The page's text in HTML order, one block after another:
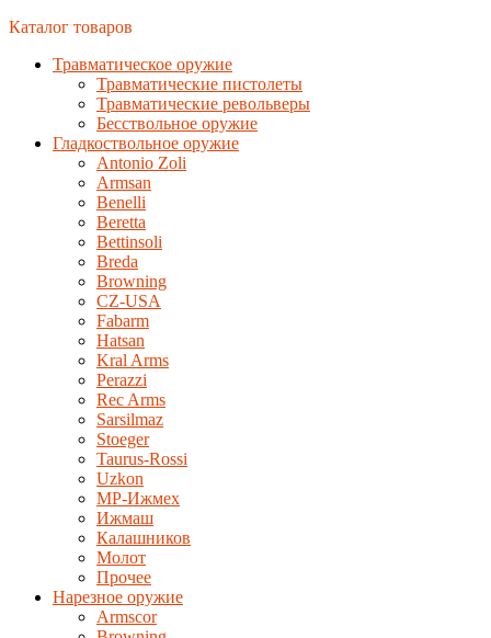
Каталог товаров
Травматическое оружие
Травматические пистолеты
Травматические револьверы
Бесствольное оружие
Гладкоствольное оружие
Antonio Zoli
Armsan
Benelli
Beretta
Bettinsoli
Breda
Browning
CZ-USA
Fabarm
Hatsan
Kral Arms
Perazzi
Rec Arms
Sarsilmaz
Stoeger
Taurus-Rossi
Uzkon
MP-Ижмех
Ижмаш
Калашников
Молот
Прочее
Нарезное оружие
Armscor